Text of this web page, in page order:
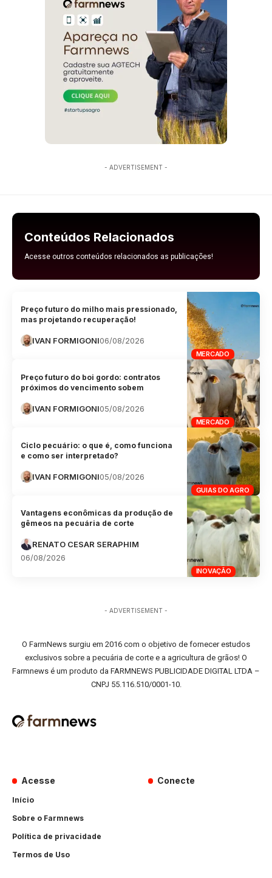
- ADVERTISEMENT -
Conteúdos Relacionados
Acesse outros conteúdos relacionados as publicações!
MERCADO
Preço futuro do milho mais pressionado,
mas projetando recuperação!
IVAN FORMIGONI06/08/2026
MERCADO
Preço futuro do boi gordo: contratos
próximos do vencimento sobem
IVAN FORMIGONI05/08/2026
GUIAS DO AGRO
Ciclo pecuário: o que é, como funciona
e como ser interpretado?
IVAN FORMIGONI05/08/2026
INOVAÇÃO
Vantagens econômicas da produção de
gêmeos na pecuária de corte
RENATO CESAR SERAPHIM
06/08/2026
- ADVERTISEMENT -
O FarmNews surgiu em 2016 com o objetivo de fornecer estudos
exclusivos sobre a pecuária de corte e a agricultura de grãos! O
Farmnews é um produto da FARMNEWS PUBLICIDADE DIGITAL LTDA –
CNPJ 55.116.510/0001-10.
Acesse
Início
Sobre o Farmnews
Política de privacidade
Termos de Uso
Conecte